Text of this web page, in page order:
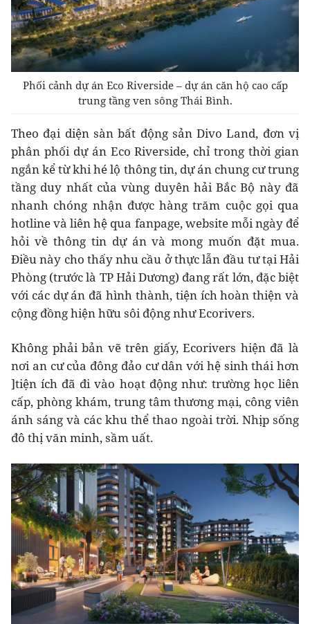
Phối cảnh dự án Eco Riverside – dự án căn hộ cao cấp
trung tầng ven sông Thái Bình.
Theo đại diện sàn bất động sản Divo Land, đơn vị
phân phối dự án Eco Riverside, chỉ trong thời gian
ngắn kể từ khi hé lộ thông tin, dự án chung cư trung
tầng duy nhất của vùng duyên hải Bắc Bộ này đã
nhanh chóng nhận được hàng trăm cuộc gọi qua
hotline và liên hệ qua fanpage, website mỗi ngày để
hỏi về thông tin dự án và mong muốn đặt mua.
Điều này cho thấy nhu cầu ở thực lẫn đầu tư tại Hải
Phòng (trước là TP Hải Dương) đang rất lớn, đặc biệt
với các dự án đã hình thành, tiện ích hoàn thiện và
cộng đồng hiện hữu sôi động như Ecorivers.
Không phải bản vẽ trên giấy, Ecorivers hiện đã là
nơi an cư của đông đảo cư dân với hệ sinh thái hơn
]tiện ích đã đi vào hoạt động như: trường học liên
cấp, phòng khám, trung tâm thương mại, công viên
ánh sáng và các khu thể thao ngoài trời. Nhịp sống
đô thị văn minh, sầm uất.